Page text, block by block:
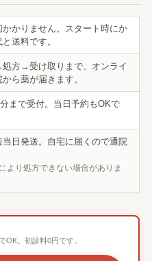
かかりません。スタート時にか
送料です。
方→受け取りまで、オンライ
ら薬が届きます。
まで受付。当日予約もOKで
日発送。自宅に届くので通院
より処方できない場合がありま
OK。初診料0円です。